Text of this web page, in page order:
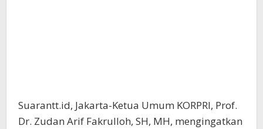
Suarantt.id, Jakarta-Ketua Umum KORPRI, Prof.
Dr. Zudan Arif Fakrulloh, SH, MH, mengingatkan